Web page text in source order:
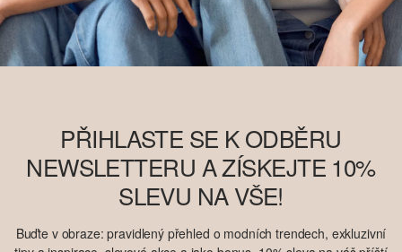
PŘIHLASTE SE K ODBĚRU
NEWSLETTERU A ZÍSKEJTE 10%
SLEVU NA VŠE!
Buďte v obraze: pravidlený přehled o modních trendech, exkluzivní